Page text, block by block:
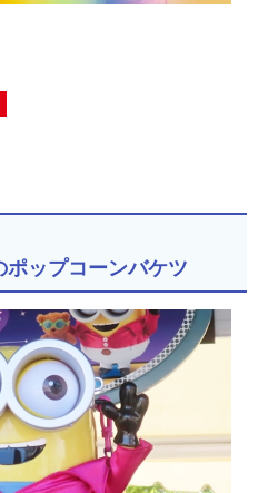
ポップコーンバケツ